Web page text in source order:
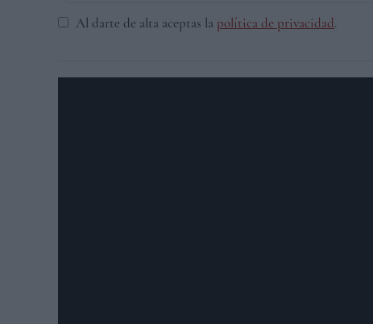
Al darte de alta aceptas la política de privacidad.